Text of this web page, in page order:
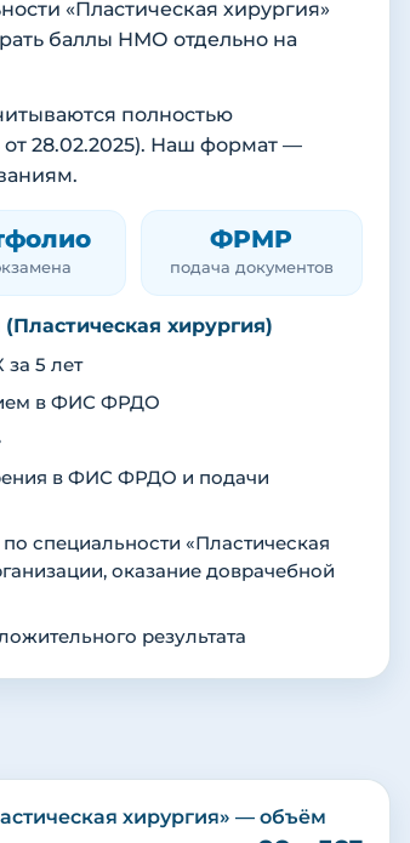
«Пластическая хирургия»
баллы НМО отдельно на
полностью
28.02.2025). Наш формат —
ФРМР
подача документов
хирургия)
5 лет
в ФИС ФРДО
в ФИС ФРДО и подачи
специальности «Пластическая
оказание доврачебной
результата
хирургия» — объём